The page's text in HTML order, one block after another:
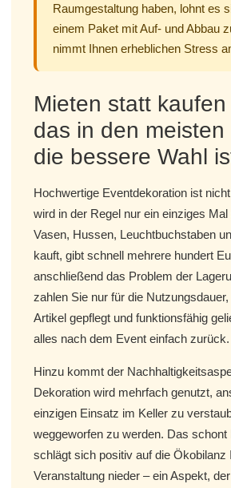
Raumgestaltung haben, lohnt es
einem Paket mit Auf- und Abbau
nimmt Ihnen erheblichen Stress
Mieten statt
das in den meisten
die bessere Wahl
Hochwertige Eventdekoration ist
wird in der Regel nur ein einziges
Vasen, Hussen, Leuchtbuchstaben
kauft, gibt schnell mehrere hundert
anschließend das Problem der
zahlen Sie nur für die
Artikel gepflegt und funktionsfähig
alles nach dem Event einfach zurück.
Hinzu kommt der
Dekoration wird mehrfach genutzt,
einzigen Einsatz im Keller zu
weggeworfen zu werden. Das
schlägt sich positiv auf die Ökobilanz
Veranstaltung nieder – ein Aspekt,